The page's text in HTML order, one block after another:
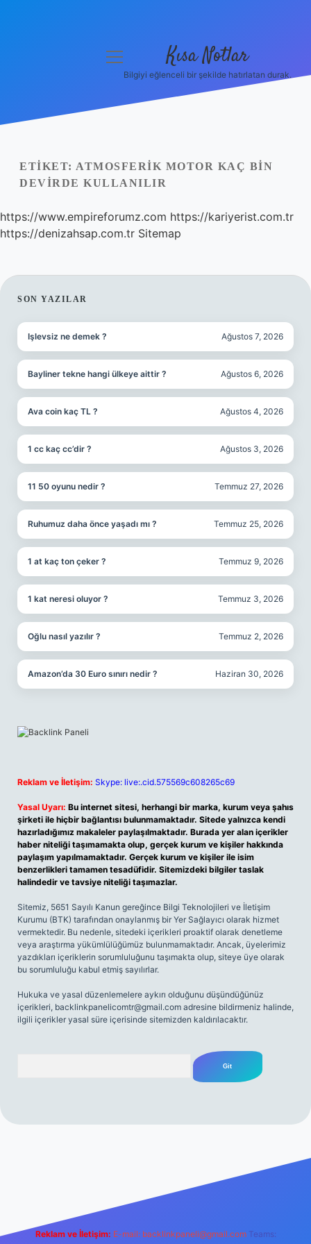
Yasal Uyarı
Hakkımızda
menüyü
Kısa Notlar
Bilgiyi eğlenceli bir şekilde hatırlatan durak.
ETIKET: ATMOSFERIK MOTOR KAÇ BIN
DEVIRDE KULLANILIR
https://www.empireforumz.com https://kariyerist.com.tr
https://denizahsap.com.tr Sitemap
SIDEBAR
SON YAZILAR
Işlevsiz ne demek ? Ağustos 7, 2026
Bayliner tekne hangi ülkeye aittir ? Ağustos 6, 2026
Ava coin kaç TL ? Ağustos 4, 2026
1 cc kaç cc’dir ? Ağustos 3, 2026
11 50 oyunu nedir ? Temmuz 27, 2026
Ruhumuz daha önce yaşadı mı ? Temmuz 25, 2026
1 at kaç ton çeker ? Temmuz 9, 2026
1 kat neresi oluyor ? Temmuz 3, 2026
Oğlu nasıl yazılır ? Temmuz 2, 2026
Amazon’da 30 Euro sınırı nedir ? Haziran 30, 2026
Reklam ve İletişim: Skype: live:.cid.575569c608265c69
Yasal Uyarı: Bu internet sitesi, herhangi bir marka, kurum veya şahıs
şirketi ile hiçbir bağlantısı bulunmamaktadır. Sitede yalnızca kendi
hazırladığımız makaleler paylaşılmaktadır. Burada yer alan içerikler
haber niteliği taşımamakta olup, gerçek kurum ve kişiler hakkında
paylaşım yapılmamaktadır. Gerçek kurum ve kişiler ile isim
benzerlikleri tamamen tesadüfidir. Sitemizdeki bilgiler taslak
halindedir ve tavsiye niteliği taşımazlar.
Sitemiz, 5651 Sayılı Kanun gereğince Bilgi Teknolojileri ve İletişim
Kurumu (BTK) tarafından onaylanmış bir Yer Sağlayıcı olarak hizmet
vermektedir. Bu nedenle, sitedeki içerikleri proaktif olarak denetleme
veya araştırma yükümlülüğümüz bulunmamaktadır. Ancak, üyelerimiz
yazdıkları içeriklerin sorumluluğunu taşımakta olup, siteye üye olarak
bu sorumluluğu kabul etmiş sayılırlar.
Hukuka ve yasal düzenlemelere aykırı olduğunu düşündüğünüz
içerikleri, backlinkpanelicomtr@gmail.com adresine bildirmeniz halinde,
ilgili içerikler yasal süre içerisinde sitemizden kaldırılacaktır.
Reklam ve İletişim: E-mail: backlinkpaneli@gmail.com Teams: